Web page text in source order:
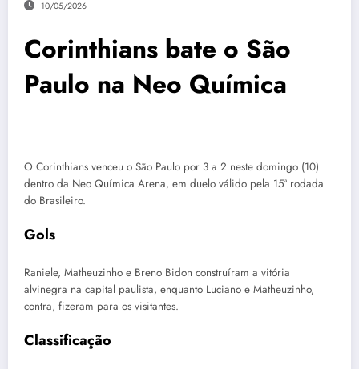
10/05/2026
Corinthians bate o São
Paulo na Neo Química
O Corinthians venceu o São Paulo por 3 a 2 neste domingo (10)
dentro da Neo Química Arena, em duelo válido pela 15ª rodada
do Brasileiro.
Gols
Raniele, Matheuzinho e Breno Bidon construíram a vitória
alvinegra na capital paulista, enquanto Luciano e Matheuzinho,
contra, fizeram para os visitantes.
Classificação